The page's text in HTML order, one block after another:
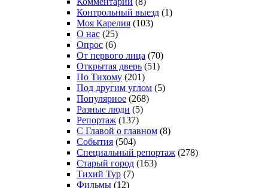
Контрольный выезд (1)
Моя Карелия (103)
О нас (25)
Опрос (6)
От первого лица (70)
Открытая дверь (51)
По Тихому (201)
Под другим углом (5)
Популярное (268)
Разные люди (5)
Репортаж (137)
С Главой о главном (8)
События (504)
Специальный репортаж (278)
Старый город (163)
Тихий Тур (7)
Фильмы (12)